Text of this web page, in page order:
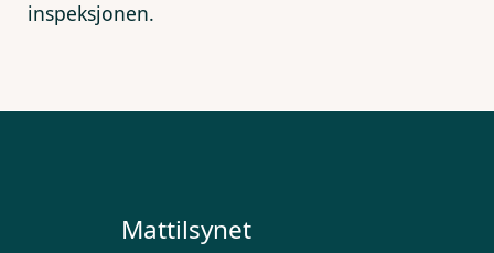
inspeksjonen.
Mattilsynet